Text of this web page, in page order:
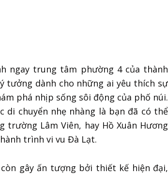
ngay trung tâm phường 4 của thành
tưởng dành cho những ai yêu thích sự
phá nhịp sống sôi động của phố núi.
di chuyển nhẹ nhàng là bạn đã có thể
trường Lâm Viên, hay Hồ Xuân Hương
trình vi vu Đà Lạt.
gây ấn tượng bởi thiết kế hiện đại,